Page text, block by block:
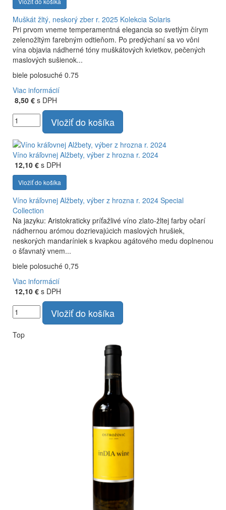
Muškát žltý, neskorý zber r. 2025 Kolekcia Solaris
Pri prvom vneme temperamentná elegancia so svetlým čírym
zelenožltým farebným odtieňom. Po predýchaní sa vo vôni
vína objavia nádherné tóny muškátových kvietkov, pečených
maslových sušienok...
biele polosuché 0.75
Viac informácií
8,50 € s DPH
Vložiť do košíka
Víno kráľovnej Alžbety, výber z hrozna r. 2024
12,10 € s DPH
Vložiť do košíka
Víno kráľovnej Alžbety, výber z hrozna r. 2024 Special
Collection
Na jazyku: Aristokraticky príťažlivé víno zlato-žltej farby očarí
nádhernou arómou dozrievajúcich maslových hrušiek,
neskorých mandaríniek s kvapkou agátového medu doplnenou
o šťavnatý vnem...
biele polosuché 0,75
Viac informácií
12,10 € s DPH
Vložiť do košíka
Top